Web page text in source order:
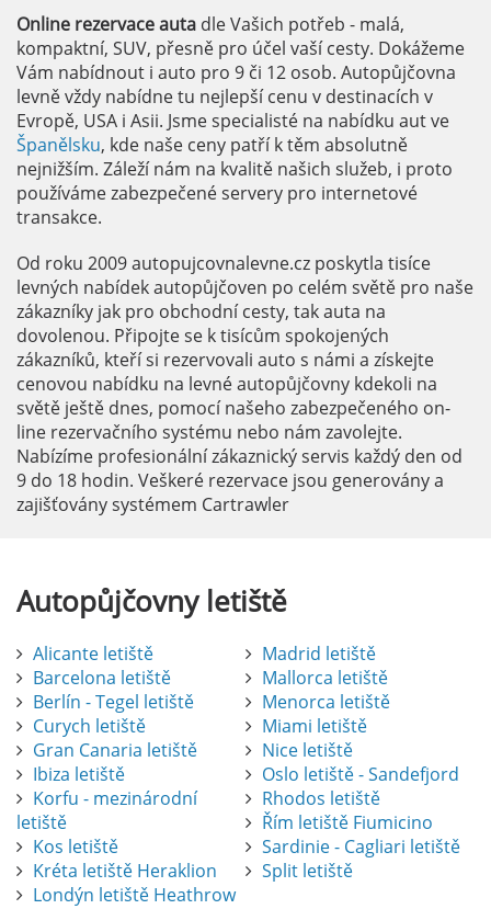
Online rezervace auta dle Vašich potřeb - malá,
kompaktní, SUV, přesně pro účel vaší cesty. Dokážeme
Vám nabídnout i auto pro 9 či 12 osob. Autopůjčovna
levně vždy nabídne tu nejlepší cenu v destinacích v
Evropě, USA i Asii. Jsme specialisté na nabídku aut ve
Španělsku, kde naše ceny patří k těm absolutně
nejnižším. Záleží nám na kvalitě našich služeb, i proto
používáme zabezpečené servery pro internetové
transakce.
Od roku 2009 autopujcovnalevne.cz poskytla tisíce
levných nabídek autopůjčoven po celém světě pro naše
zákazníky jak pro obchodní cesty, tak auta na
dovolenou. Připojte se k tisícům spokojených
zákazníků, kteří si rezervovali auto s námi a získejte
cenovou nabídku na levné autopůjčovny kdekoli na
světě ještě dnes, pomocí našeho zabezpečeného on-
line rezervačního systému nebo nám zavolejte.
Nabízíme profesionální zákaznický servis každý den od
9 do 18 hodin. Veškeré rezervace jsou generovány a
zajišťovány systémem Cartrawler
Autopůjčovnyletiště
Alicante letiště
Barcelona letiště
Berlín - Tegel letiště
Curych letiště
Gran Canaria letiště
Ibiza letiště
Korfu - mezinárodní
letiště
Kos letiště
Kréta letiště Heraklion
Londýn letiště Heathrow
Madrid letiště
Mallorca letiště
Menorca letiště
Miami letiště
Nice letiště
Oslo letiště - Sandefjord
Rhodos letiště
Řím letiště Fiumicino
Sardinie - Cagliari letiště
Split letiště